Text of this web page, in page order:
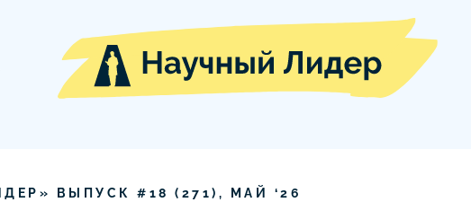
ВЫПУСК # 18 ( 271), МАЙ ‘26